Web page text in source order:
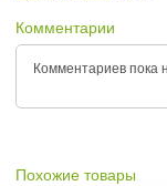
Комментарии
Комментариев пока
Похожие товары